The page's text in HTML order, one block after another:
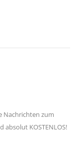
Nachrichten zum
absolut KOSTENLOS!